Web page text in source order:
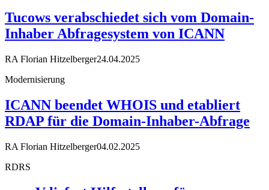
Tucows verabschiedet sich vom Domain-
Inhaber Abfragesystem von ICANN
RA Florian Hitzelberger24.04.2025
Modernisierung
ICANN beendet WHOIS und etabliert
RDAP für die Domain-Inhaber-Abfrage
RA Florian Hitzelberger04.02.2025
RDRS